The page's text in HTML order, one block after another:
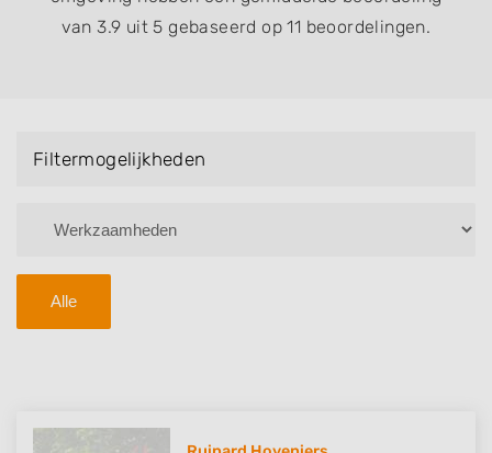
van 3.9 uit 5 gebaseerd op 11 beoordelingen.
Filtermogelijkheden
Alle